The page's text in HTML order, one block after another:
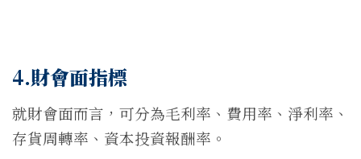
4.財會面指標
就財會面而言，可分為毛利率、費用率、淨利率、
存貨周轉率、 資本投資報酬率。